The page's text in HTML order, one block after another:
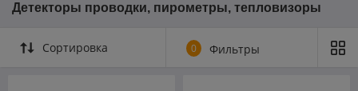
Детекторы проводки, пирометры, тепловизоры
Сортировка 0 Фильтры